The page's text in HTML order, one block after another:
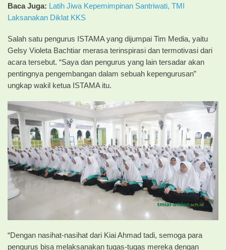
Baca Juga: Latih Jiwa Kepemimpinan Santriwati, TMI
Laksanakan Diklat KKS
Salah satu pengurus ISTAMA yang dijumpai Tim Media, yaitu
Gelsy Violeta Bachtiar merasa terinspirasi dan termotivasi dari
acara tersebut. “Saya dan pengurus yang lain tersadar akan
pentingnya pengembangan dalam sebuah kepengurusan”
ungkap wakil ketua ISTAMA itu.
“Dengan nasihat-nasihat dari Kiai Ahmad tadi, semoga para
pengurus bisa melaksanakan tugas-tugas mereka dengan